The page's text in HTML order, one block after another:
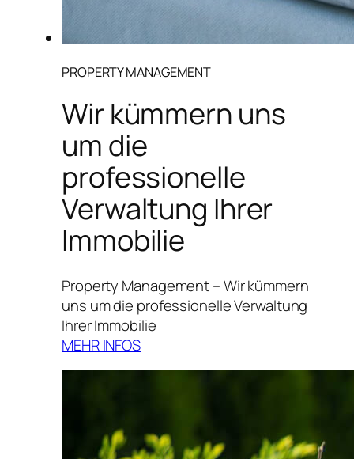
PROPERTY MANAGEMENT
Wir kümmern uns
um die
professionelle
Verwaltung Ihrer
Immobilie
Property Management – Wir kümmern
uns um die professionelle Verwaltung
Ihrer Immobilie
MEHR INFOS